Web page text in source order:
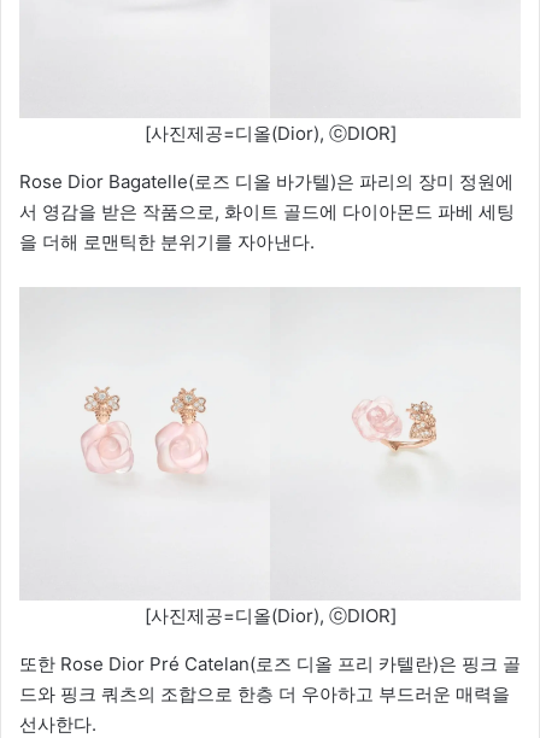
[사진제공=디올(Dior), ⓒDIOR]
Rose Dior Bagatelle(로즈 디올 바가텔)은 파리의 장미 정원에
서 영감을 받은 작품으로, 화이트 골드에 다이아몬드 파베 세팅
을 더해 로맨틱한 분위기를 자아낸다.
[사진제공=디올(Dior), ⓒDIOR]
또한 Rose Dior Pré Catelan(로즈 디올 프리 카텔란)은 핑크 골
드와 핑크 쿼츠의 조합으로 한층 더 우아하고 부드러운 매력을
선사한다.